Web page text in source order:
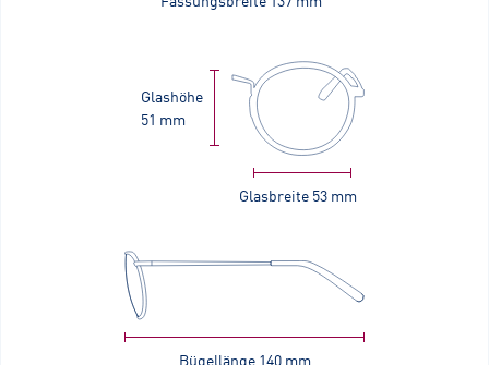
Glasbreite 53 mm
Glashöhe
51 mm
Bügellänge 140 mm